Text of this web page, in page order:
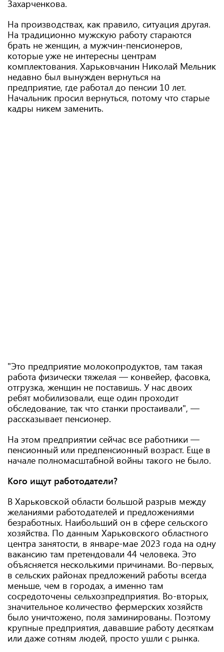
Захарченкова.
На производствах, как правило, ситуация другая.
На традиционно мужскую работу стараются
брать не женщин, а мужчин-пенсионеров,
которые уже не интересны центрам
комплектования. Харьковчанин Николай Мельник
недавно был вынужден вернуться на
предприятие, где работал до пенсии 10 лет.
Начальник просил вернуться, потому что старые
кадры никем заменить.
"Это предприятие молокопродуктов, там такая
работа физически тяжелая — конвейер, фасовка,
отгрузка, женщин не поставишь. У нас двоих
ребят мобилизовали, еще один проходит
обследование, так что станки простаивали", —
рассказывает пенсионер.
На этом предприятии сейчас все работники —
пенсионный или предпенсионный возраст. Еще в
начале полномасштабной войны такого не было.
Кого ищут работодатели?
В Харьковской области большой разрыв между
желаниями работодателей и предложениями
безработных. Наибольший он в сфере сельского
хозяйства. По данным Харьковского областного
центра занятости, в январе-мае 2023 года на одну
вакансию там претендовали 44 человека. Это
объясняется несколькими причинами. Во-первых,
в сельских районах предложений работы всегда
меньше, чем в городах, а именно там
сосредоточены сельхозпредприятия. Во-вторых,
значительное количество фермерских хозяйств
было уничтожено, поля заминированы. Поэтому
крупные предприятия, дававшие работу десяткам
или даже сотням людей, просто ушли с рынка.